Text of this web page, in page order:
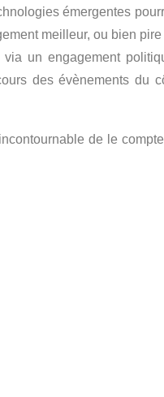
émergentes
meilleur, ou bien pire
un engagement
des évènements du
de le